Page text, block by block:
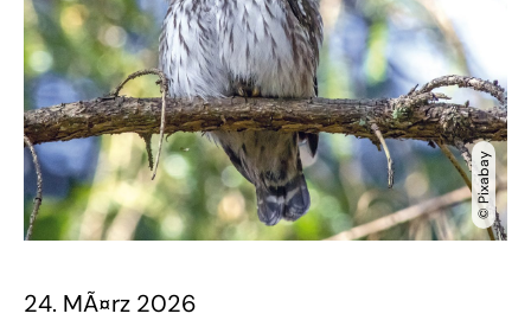
© Pixabay
24. MÃ¤rz 2026